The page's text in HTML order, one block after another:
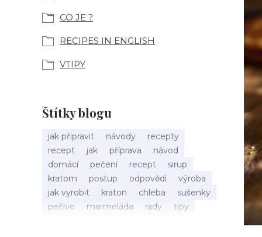
CO JE ?
RECIPES IN ENGLISH
VTIPY
Štítky blogu
jak připravit návody
recepty
recept
jak příprava
návod
domácí
pečení recept
sirup
kratom
postup odpovědi
výroba
jak vyrobit
kraton chleba
sušenky
pečivo
marmeláda rady
tipy